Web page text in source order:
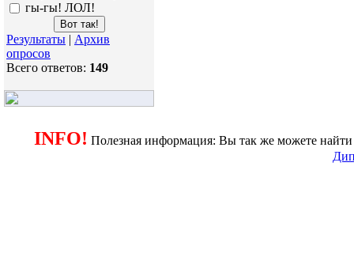
гы-гы! ЛОЛ!
Результаты | Архив
опросов
Всего ответов: 149
INFO! Полезная информация: Вы так же можете найти